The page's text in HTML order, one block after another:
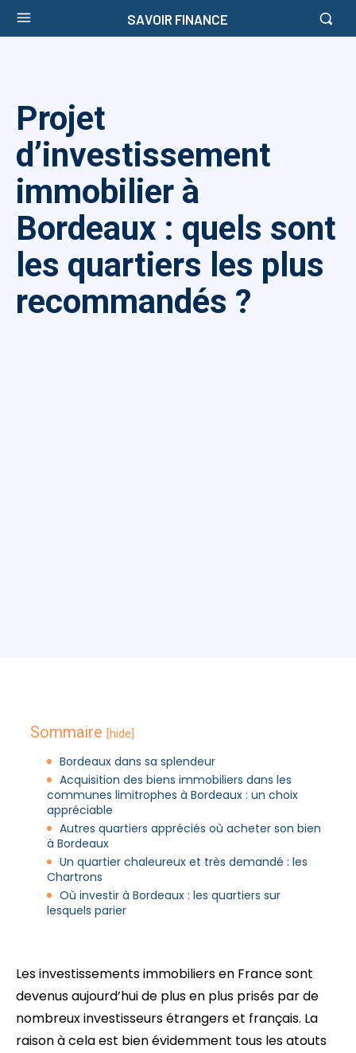
SAVOIR FINANCE
Projet
d’investissement
immobilier à
Bordeaux : quels sont
les quartiers les plus
recommandés ?
Sommaire [hide]
Bordeaux dans sa splendeur
Acquisition des biens immobiliers dans les
communes limitrophes à Bordeaux : un choix
appréciable
Autres quartiers appréciés où acheter son bien
à Bordeaux
Un quartier chaleureux et très demandé : les
Chartrons
Où investir à Bordeaux : les quartiers sur
lesquels parier
Les investissements immobiliers en France sont
devenus aujourd’hui de plus en plus prisés par de
nombreux investisseurs étrangers et français. La
raison à cela est bien évidemment tous les atouts